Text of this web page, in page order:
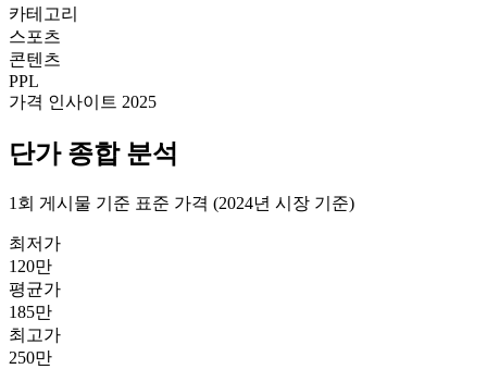
카테고리
스포츠
콘텐츠
PPL
가격 인사이트 2025
단가종합 분석
1회 게시물 기준 표준 가격 (2024년 시장 기준)
최저가
120만
평균가
185만
최고가
250만